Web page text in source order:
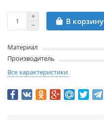
В корзину
Материал
Производитель
Все характеристики